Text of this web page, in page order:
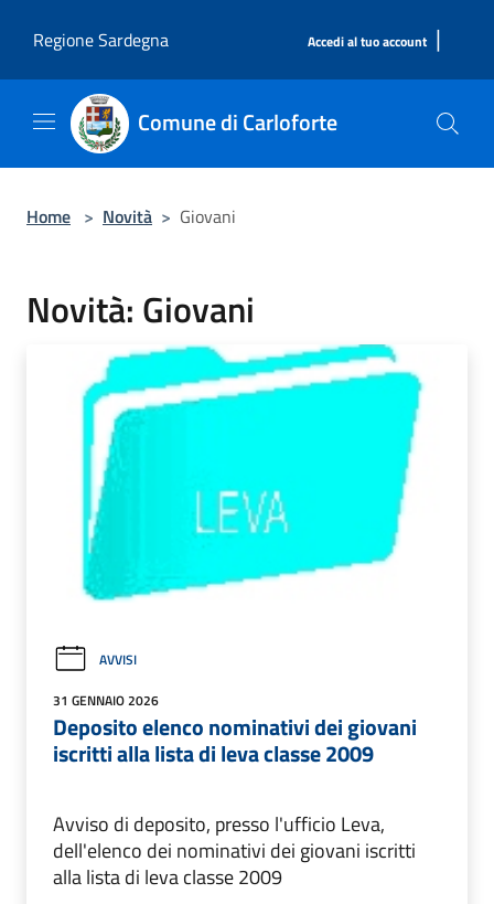
Regione Sardegna
Accedi al tuo account |
Comune di Carloforte
Home > Novità > Giovani
Novità: Giovani
AVVISI
31 GENNAIO 2026
Deposito elenco nominativi dei giovani
iscritti alla lista di leva classe 2009
Avviso di deposito, presso l'ufficio Leva,
dell'elenco dei nominativi dei giovani iscritti
alla lista di leva classe 2009